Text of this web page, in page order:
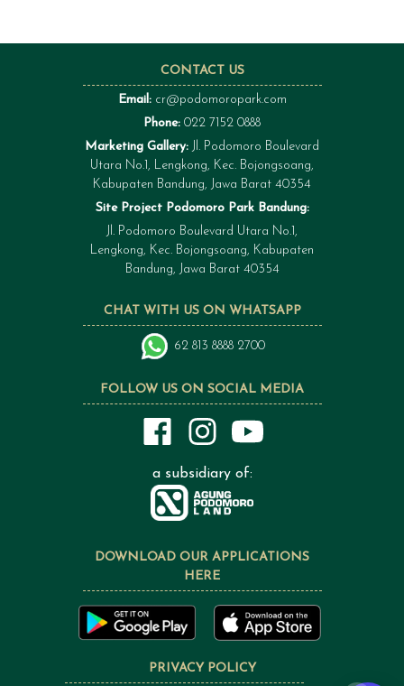
FOLLOW US ON SOCIAL MEDIA
a subsidiary of:
CHAT WITH US ON WHATSAPP
62 813 8888 2700
DOWNLOAD OUR APPLICATIONS
HERE
PRIVACY POLICY
CONTACT US
Email: cr@podomoropark.com
Phone: 022 7152 0888
Marketing Gallery: Jl. Podomoro Boulevard
Utara No.1, Lengkong, Kec. Bojongsoang,
Kabupaten Bandung, Jawa Barat 40354
Site Project Podomoro Park Bandung:
Jl. Podomoro Boulevard Utara No.1,
Lengkong, Kec. Bojongsoang, Kabupaten
Bandung, Jawa Barat 40354